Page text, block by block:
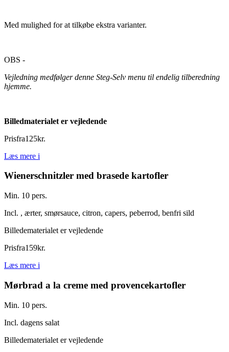
Med mulighed for at tilkøbe ekstra varianter.
OBS -
Vejledning medfølger denne Steg-Selv menu til endelig tilberedning
hjemme.
Billedmaterialet er vejledende
Prisfra125kr.
Læs mere i
Wienerschnitzler med brasede kartofler
Min. 10 pers.
Incl. , ærter, smørsauce, citron, capers, peberrod, benfri sild
Billedematerialet er vejledende
Prisfra159kr.
Læs mere i
Mørbrad a la creme med provencekartofler
Min. 10 pers.
Incl. dagens salat
Billedematerialet er vejledende